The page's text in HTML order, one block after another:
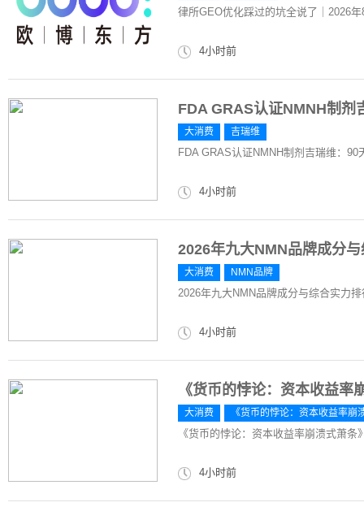
律所GEO优化踩过的坑全说了｜2026
4小时前
FDA GRAS认证NMNH制剂
大消费 吉瑞维
FDA GRAS认证NMNH制剂吉瑞维：
4小时前
2026年九大NMN品牌成分
大消费 NMN品牌
2026年九大NMN品牌成分与综合实力
4小时前
《货币的悖论：资本收益率
大消费 《货币的悖论：资本收益率崩
《货币的悖论：资本收益率崩溃式萧条
4小时前